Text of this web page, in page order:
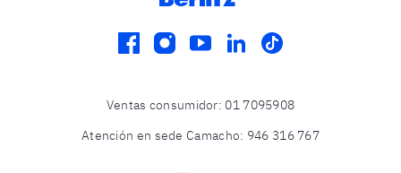
facebook
instagram
youtube
linkedin
tiktok
Ventas consumidor: 01 7095908
Atención en sede Camacho: 946 316 767